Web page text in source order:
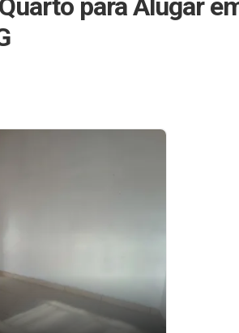
para Alugar